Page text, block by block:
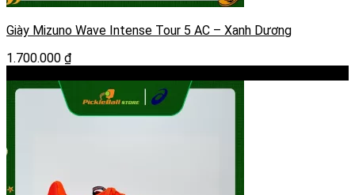
Giày Mizuno Wave Intense Tour 5 AC – Xanh Dương
1.700.000 ₫